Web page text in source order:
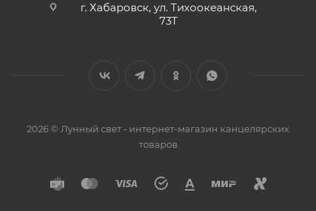
г. Хабаровск, ул. Тихоокеанская,
73Т
2026 © Лунный свет - интернет-магазин канцелярских
товаров